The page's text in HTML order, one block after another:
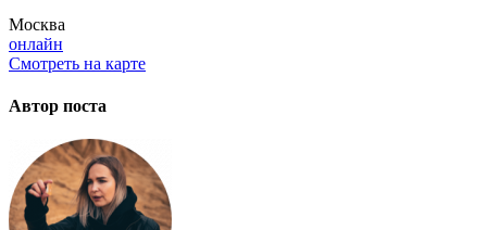
Москва
онлайн
Смотреть на карте
Автор поста